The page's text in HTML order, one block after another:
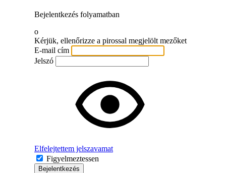
Bejelentkezés folyamatban
o
Kérjük, ellenőrizze a pirossal megjelölt mezőket
E-mail cím
Jelszó
Elfelejtettem jelszavamat
Figyelmeztessen
Bejelentkezés